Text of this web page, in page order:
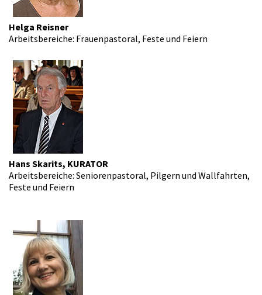
Helga Reisner
Arbeitsbereiche: Frauenpastoral, Feste und Feiern
Hans Skarits, KURATOR
Arbeitsbereiche: Seniorenpastoral, Pilgern und Wallfahrten,
Feste und Feiern